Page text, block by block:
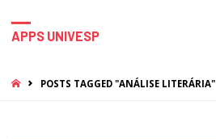
APPS UNIVESP
HOMEPOSTS TAGGED "ANÁLISE LITERÁRIA"